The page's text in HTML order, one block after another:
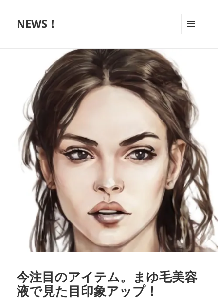
NEWS！
今注目のアイテム。まゆ毛美容
液で見た目印象アップ！